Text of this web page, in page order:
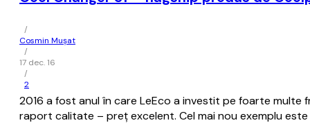
/
Cosmin Mușat
/
17 dec. 16
/
2
2016 a fost anul în care LeEco a investit pe foarte
raport calitate – preţ excelent. Cel mai nou exemplu